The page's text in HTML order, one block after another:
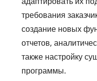
требования
создание новых
отчетов,
также настройку
программы.